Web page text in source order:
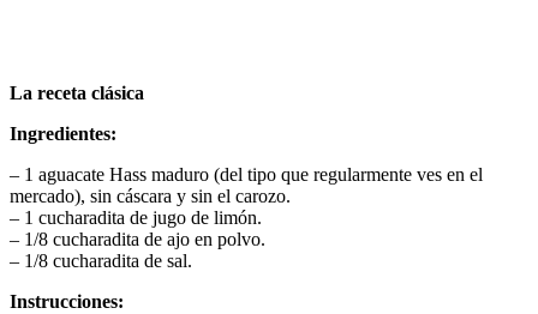
La receta clásica
Ingredientes:
– 1 aguacate Hass maduro (del tipo que regularmente ves en el
mercado), sin cáscara y sin el carozo.
– 1 cucharadita de jugo de limón.
– 1/8 cucharadita de ajo en polvo.
– 1/8 cucharadita de sal.
Instrucciones: